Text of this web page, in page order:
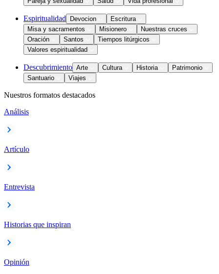
Espiritualidad Devocion
Escritura
Misa y sacramentos
Misionero
Nuestras cruces
Oración
Santos
Tiempos litúrgicos
Valores espiritualidad
Descubrimiento Arte Cultura Historia
Patrimonio
Santuario
Viajes
Nuestros formatos destacados
Análisis
Artículo
Entrevista
Historias que inspiran
Opinión